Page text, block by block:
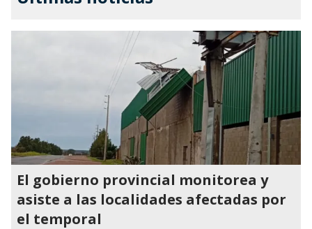
El gobierno provincial monitorea y
asiste a las localidades afectadas por
el temporal